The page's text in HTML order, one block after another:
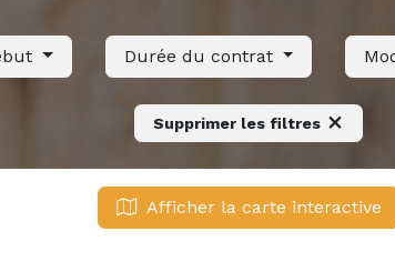
Durée du contrat
Supprimer les filtres
Afficher la carte interactive